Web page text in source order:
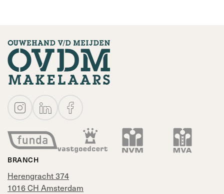
BRANCH
Herengracht 374
1016 CH Amsterdam